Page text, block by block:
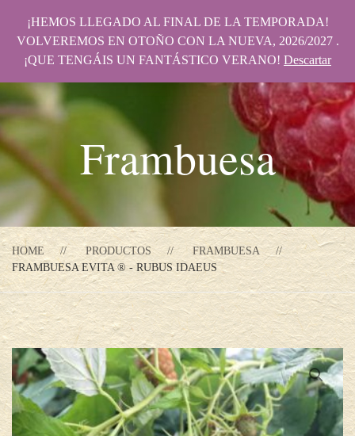
Frambuesa
HOME PRODUCTOS
FRAMBUESA
FRAMBUESA EVITA ® - RUBUS IDAEUS
¡HEMOS LLEGADO AL FINAL DE LA TEMPORADA!
VOLVEREMOS EN OTOÑO CON LA NUEVA, 2026/2027 .
¡QUE TENGÁIS UN FANTÁSTICO VERANO! Descartar